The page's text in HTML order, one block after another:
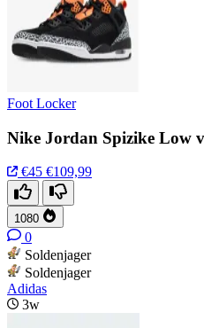
Foot Locker
Nike Jordan Spizike Low
€45 €109,99
1080
0
Soldenjager
Soldenjager
Adidas
3w